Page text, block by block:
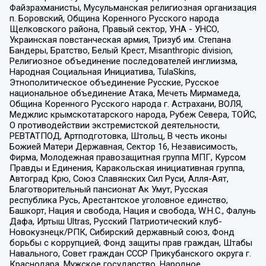
Файзрахманисты, Мусульманская религиозная организация
п. Боровский, Община Коренного Русского народа
Щелковского района, Правый сектор, УНА - УНСО,
Украинская повстанческая армия, Тризуб им. Степана
Бандеры, Братство, Белый Крест, Misanthropic division,
Религиозное объединение последователей инглиизма,
Народная Социальная Инициатива, TulaSkins,
Этнополитическое объединение Русские, Русское
национальное объединение Атака, Мечеть Мирмамеда,
Община Коренного Русского народа г. Астрахани, ВОЛЯ,
Меджлис крымскотатарского народа, Рубеж Севера, ТОЙС,
О противодействии экстремистской деятельности,
РЕВТАТПОД, Артподготовка, Штольц, В честь иконы
Божией Матери Державная, Сектор 16, Независимость,
Фирма, Молодежная правозащитная группа МПГ, Курсом
Правды и Единения, Каракольская инициативная группа,
Автоград Крю, Союз Славянских Сил Руси, Алля-Аят,
Благотворительный пансионат Ак Умут, Русская
республика Русь, Арестантское уголовное единство,
Башкорт, Нация и свобода, Нация и свобода, W.H.С., Фалунь
Дафа, Иртыш Ultras, Русский Патриотический клуб-
Новокузнецк/РПК, Сибирский державный союз, Фонд
борьбы с коррупцией, Фонд защиты прав граждан, Штабы
Навального, Совет граждан СССР Прикубанского округа г.